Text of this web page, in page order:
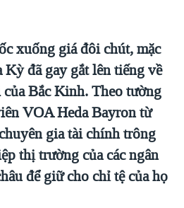
MẠI CỦA MỸ: QUÁ KHỨ VÀ HIỆN
TẠI DẢI GAZA
ĐƯỜNG
xuống giá đôi chút, mặc
đã gay gắt lên tiếng về
Bắc Kinh. Theo tường
VOA Heda Bayron từ
gia tài chính trông
thị trường của các ngân
để giữ cho chỉ tệ của họ